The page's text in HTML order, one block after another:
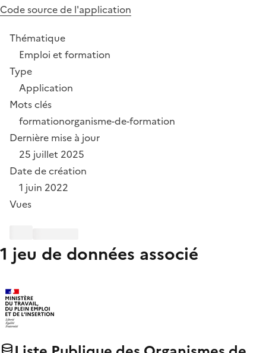
Code source de l'application
Thématique
Emploi et formation
Type
Application
Mots clés
formationorganisme-de-formation
Dernière mise à jour
25 juillet 2025
Date de création
1 juin 2022
Vues
1 jeu de données associé